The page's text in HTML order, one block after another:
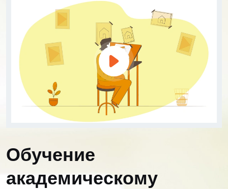
Обучение
академическому